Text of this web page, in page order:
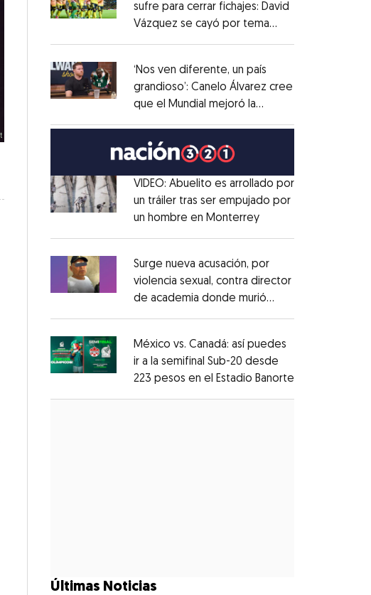
Opens in new window
sufre para cerrar fichajes: David
Vázquez se cayó por tema
Opens in new window
‘Nos ven diferente, un país
grandioso’: Canelo Álvarez cree
que el Mundial mejoró la
Opens in new window
VIDEO: Abuelito es arrollado por
un tráiler tras ser empujado por
un hombre en MonterreyOpens in new
Opens in new window
Surge nueva acusación, por
violencia sexual, contra director
de academia donde murió
Opens in new window
México vs. Canadá: así puedes
ir a la semifinal Sub-20 desde
223 pesos en el Estadio Banorte
Últimas Noticias